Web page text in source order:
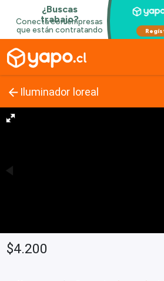
Iluminador loreal
$4.200